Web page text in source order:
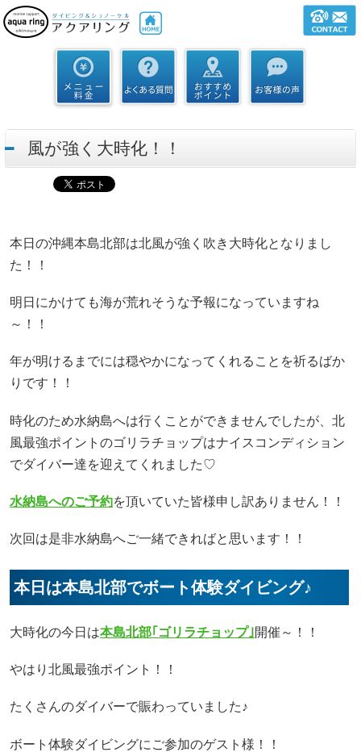
風が強く大時化！！
本日の沖縄本島北部は北風が強く吹き大時化となりまし
た！！
明日にかけても海が荒れそうな予報になっていますね
～！！
年が明けるまでには穏やかになってくれることを祈るばか
りです！！
時化のため水納島へは行くことができませんでしたが、北
風最強ポイントのゴリラチョップはナイスコンディション
でダイバー達を迎えてくれました♡
水納島へのご予約を頂いていた皆様申し訳ありません！！
次回は是非水納島へご一緒できればと思います！！
本日は本島北部でボート体験ダイビング♪
大時化の今日は本島北部｢ゴリラチョップ｣開催～！！
やはり北風最強ポイント！！
たくさんのダイバーで賑わっていました♪
ボート体験ダイビングにご参加のゲスト様！！